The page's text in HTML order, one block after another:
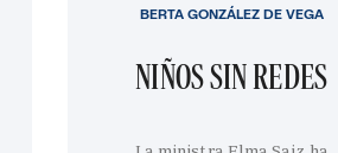
NIÑOS SIN REDES
BERTA GONZÁLEZ DE VEGA